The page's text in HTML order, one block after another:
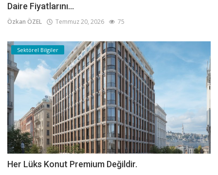
Daire Fiyatlarını...
Özkan ÖZEL Temmuz 20, 2026 75
Sektörel Bilgiler
Her Lüks Konut Premium Değildir.